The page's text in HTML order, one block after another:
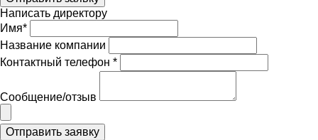
Написать директору
Имя*
Название компании
Контактный телефон *
Сообщение/отзыв